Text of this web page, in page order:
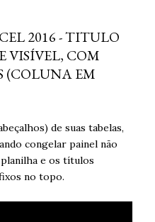
2016 - TITULO
VISÍVEL, COM
(COLUNA EM
de suas tabelas,
congelar painel não
planilha e os títulos
no topo.